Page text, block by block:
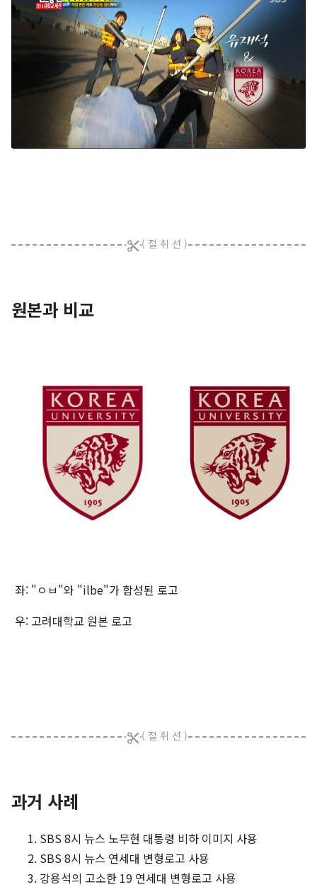
원본과 비교
좌: "ㅇㅂ"와 "ilbe"가 합성된 로고
우: 고려대학교 원본 로고
과거 사례
SBS 8시 뉴스 노무현 대통령 비하 이미지 사용
SBS 8시 뉴스 연세대 변형로고 사용
강용석의 고소한 19 연세대 변형로고 사용